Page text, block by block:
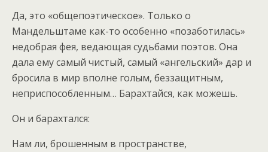
Да, это «общепоэтическое». Только о
Мандельштаме как-то особенно «позаботилась»
недобрая фея, ведающая судьбами поэтов. Она
дала ему самый чистый, самый «ангельский» дар и
бросила в мир вполне голым, беззащитным,
неприспособленным… Барахтайся, как можешь.
Он и барахтался:
Нам ли, брошенным в пространстве,